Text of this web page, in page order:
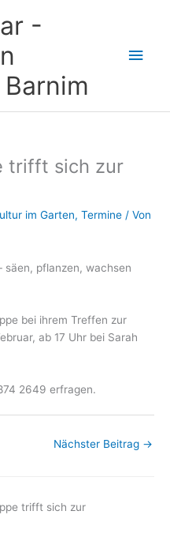
-
trifft sich zur
im Garten, Termine / Von
säen, pflanzen, wachsen
bei ihrem Treffen zur
ab 17 Uhr bei Sarah
2649 erfragen.
Nächster Beitrag →
trifft sich zur